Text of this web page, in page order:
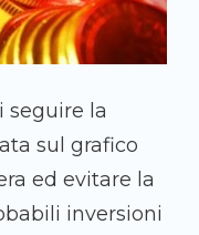
seguire la
sul grafico
ed evitare la
inversioni